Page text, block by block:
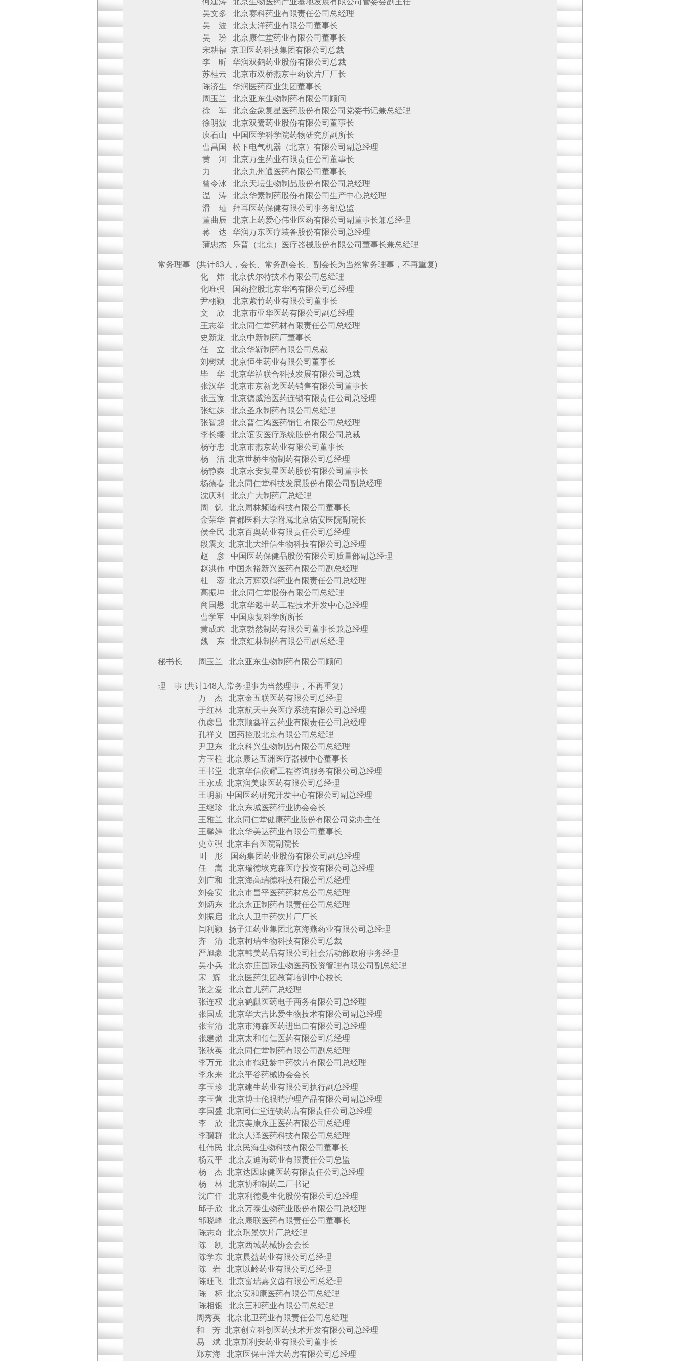
吴文多 北京赛科药业有限责任公司总经理
吴 波 北京太洋药业有限公司董事长
吴 玢 北京康仁堂药业有限公司董事长
宋耕福 京卫医药科技集团有限公司总裁
李 昕 华润双鹤药业股份有限公司总裁
苏桂云 北京市双桥燕京中药饮片厂厂长
陈济生 华润医药商业集团董事长
周玉兰 北京亚东生物制药有限公司顾问
徐 军 北京金象复星医药股份有限公司党委书记兼总经理
徐明波 北京双鹭药业股份有限公司董事长
庾石山 中国医学科学院药物研究所副所长
曹昌国 松下电气机器（北京）有限公司副总经理
黄 河 北京万生药业有限责任公司董事长
力 北京九州通医药有限公司董事长
曾令冰 北京天坛生物制品股份有限公司总经理
温 涛 北京华素制药股份有限公司生产中心总经理
滑 瑾 拜耳医药保健有限公司事务部总监
董曲辰 北京上药爱心伟业医药有限公司副董事长兼总经理
蒋 达 华润万东医疗装备股份有限公司总经理
蒲忠杰 乐普（北京）医疗器械股份有限公司董事长兼总经理
常务理事 (共计63人，会长、常务副会长、副会长为当然常务理事，不再重复)
化 炜 北京伏尔特技术有限公司总经理
化唯强 国药控股北京华鸿有限公司总经理
尹栩颖 北京紫竹药业有限公司董事长
文 欣 北京市亚华医药有限公司副总经理
王志举 北京同仁堂药材有限责任公司总经理
史新龙 北京中新制药厂董事长
任 立 北京华靳制药有限公司总裁
刘树斌 北京恒生药业有限公司董事长
毕 华 北京华禧联合科技发展有限公司总裁
张汉华 北京市京新龙医药销售有限公司董事长
张玉宽 北京德威治医药连锁有限责任公司总经理
张红妹 北京圣永制药有限公司总经理
张智超 北京普仁鸿医药销售有限公司总经理
李长缨 北京谊安医疗系统股份有限公司总裁
杨守忠 北京市燕京药业有限公司董事长
杨 洁 北京世桥生物制药有限公司总经理
杨静森 北京永安复星医药股份有限公司董事长
杨德春 北京同仁堂科技发展股份有限公司副总经理
沈庆利 北京广大制药厂总经理
周 钒 北京周林频谱科技有限公司董事长
金荣华 首都医科大学附属北京佑安医院副院长
侯全民 北京百奥药业有限责任公司总经理
段震文 北京北大维信生物科技有限公司总经理
赵 彦 中国医药保健品股份有限公司质量部副总经理
赵洪伟 中国永裕新兴医药有限公司副总经理
杜 蓉 北京万辉双鹤药业有限责任公司总经理
高振坤 北京同仁堂股份有限公司总经理
商国懋 北京华邈中药工程技术开发中心总经理
曹学军 中国康复科学所所长
黄成武 北京勃然制药有限公司董事长兼总经理
魏 东 北京红林制药有限公司副总经理
秘书长 周玉兰 北京亚东生物制药有限公司顾问
理 事 (共计148人,常务理事为当然理事，不再重复)
万 杰 北京金五联医药有限公司总经理
于红林 北京航天中兴医疗系统有限公司总经理
仇彦昌 北京顺鑫祥云药业有限责任公司总经理
孔祥义 国药控股北京有限公司总经理
尹卫东 北京科兴生物制品有限公司总经理
方玉柱 北京康达五洲医疗器械中心董事长
王书堂 北京华信依耀工程咨询服务有限公司总经理
王永成 北京润美康医药有限公司总经理
王明新 中国医药研究开发中心有限公司副总经理
王继珍 北京东城医药行业协会会长
王雅兰 北京同仁堂健康药业股份有限公司党办主任
王馨婷 北京华美达药业有限公司董事长
史立强 北京丰台医院副院长
叶 彤 国药集团药业股份有限公司副总经理
任 嵩 北京瑞德埃克森医疗投资有限公司总经理
刘广和 北京海高瑞德科技有限公司总经理
刘会安 北京市昌平医药药材总公司总经理
刘炳东 北京永正制药有限责任公司总经理
刘振启 北京人卫中药饮片厂厂长
闫利颖 扬子江药业集团北京海燕药业有限公司总经理
齐 清 北京柯瑞生物科技有限公司总裁
严旭豪 北京韩美药品有限公司社会活动部政府事务经理
吴小兵 北京亦庄国际生物医药投资管理有限公司副总经理
宋 辉 北京医药集团教育培训中心校长
张之爱 北京首儿药厂总经理
张连权 北京鹤麒医药电子商务有限公司总经理
张国成 北京华大吉比爱生物技术有限公司副总经理
张宝清 北京市海森医药进出口有限公司总经理
张建勋 北京太和佰仁医药有限公司总经理
张秋英 北京同仁堂制药有限公司副总经理
李万元 北京市鹤延龄中药饮片有限公司总经理
李永来 北京平谷药械协会会长
李玉珍 北京建生药业有限公司执行副总经理
李玉营 北京博士伦眼睛护理产品有限公司副总经理
李国盛 北京同仁堂连锁药店有限责任公司总经理
李 欣 北京美康永正医药有限公司总经理
李骥群 北京人泽医药科技有限公司总经理
杜伟民 北京民海生物科技有限公司董事长
杨云平 北京麦迪海药业有限责任公司总监
杨 杰 北京达因康健医药有限责任公司总经理
杨 林 北京协和制药二厂书记
沈广仟 北京利德曼生化股份有限公司总经理
邱子欣 北京万泰生物药业股份有限公司总经理
邹晓峰 北京康联医药有限责任公司董事长
陈志奇 北京琪景饮片厂总经理
陈 凯 北京西城药械协会会长
陈学东 北京晨益药业有限公司总经理
陈 岩 北京以岭药业有限公司总经理
陈旺飞 北京富瑞嘉义齿有限公司总经理
陈 标 北京安和康医药有限公司总经理
陈相银 北京三和药业有限公司总经理
周秀英 北京北卫药业有限责任公司总经理
和 芳 北京创立科创医药技术开发有限公司总经理
易 斌 北京斯利安药业有限公司董事长
郑京海 北京医保中洋大药房有限公司总经理